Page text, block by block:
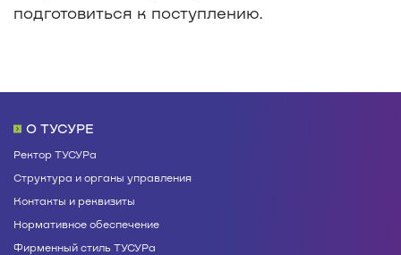
подготовиться к поступлению.
О ТУСУРЕ
Ректор ТУСУРа
Структура и органы управления
Контакты и реквизиты
Нормативное обеспечение
Фирменный стиль ТУСУРа